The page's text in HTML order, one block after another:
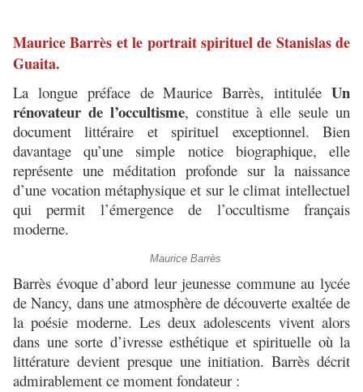
Maurice Barrès et le portrait spirituel de Stanislas de
Guaita.
La longue préface de Maurice Barrès, intitulée Un
rénovateur de l’occultisme, constitue à elle seule un
document littéraire et spirituel exceptionnel. Bien
davantage qu’une simple notice biographique, elle
représente une méditation profonde sur la naissance
d’une vocation métaphysique et sur le climat intellectuel
qui permit l’émergence de l’occultisme français
moderne.
Maurice Barrès
Barrès évoque d’abord leur jeunesse commune au lycée
de Nancy, dans une atmosphère de découverte exaltée de
la poésie moderne. Les deux adolescents vivent alors
dans une sorte d’ivresse esthétique et spirituelle où la
littérature devient presque une initiation. Barrès décrit
admirablement ce moment fondateur :